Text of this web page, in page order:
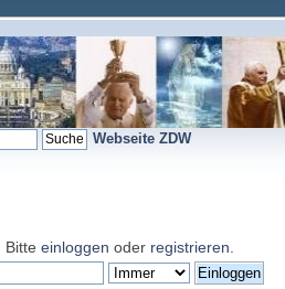
Webseite ZDW
. Bitte einloggen oder registrieren